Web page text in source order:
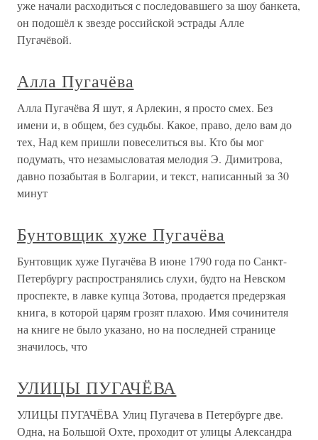
уже начали расходиться с последовавшего за шоу банкета,
он подошёл к звезде российской эстрады Алле
Пугачёвой.
Алла Пугачёва
Алла Пугачёва Я шут, я Арлекин, я просто смех. Без
имени и, в общем, без судьбы. Какое, право, дело вам до
тех, Над кем пришли повеселиться вы. Кто бы мог
подумать, что незамысловатая мелодия Э. Димитрова,
давно позабытая в Болгарии, и текст, написанный за 30
минут
Бунтовщик хуже Пугачёва
Бунтовщик хуже Пугачёва В июне 1790 года по Санкт-
Петербургу распространялись слухи, будто на Невском
проспекте, в лавке купца Зотова, продается предерзкая
книга, в которой царям грозят плахою. Имя сочинителя
на книге не было указано, но на последней странице
значилось, что
УЛИЦЫ ПУГАЧЁВА
УЛИЦЫ ПУГАЧЁВА Улиц Пугачева в Петербурге две.
Одна, на Большой Охте, проходит от улицы Александра